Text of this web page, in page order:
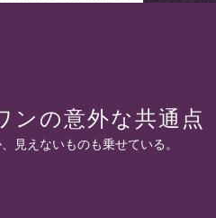
ンの意外な共通点
見えないものも乗せている。